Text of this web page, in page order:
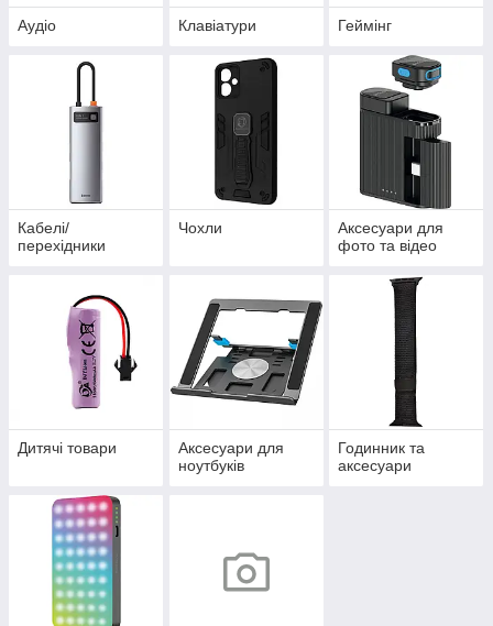
Аудіо Клавіатури Геймінг
Кабелі/
перехідники
Чохли
Аксесуари для
фото та відео
Дитячі товари
Аксесуари для
ноутбуків
Годинник та
аксесуари